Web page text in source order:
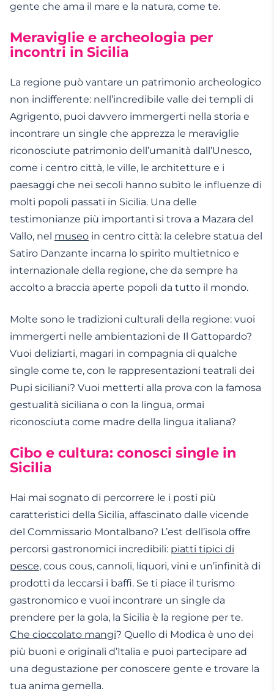
gente che ama il mare e la natura, come te.
Meraviglie e archeologia per
incontri in Sicilia
La regione può vantare un patrimonio archeologico
non indifferente: nell’incredibile valle dei templi di
Agrigento, puoi davvero immergerti nella storia e
incontrare un single che apprezza le meraviglie
riconosciute patrimonio dell’umanità dall’Unesco,
come i centro città, le ville, le architetture e i
paesaggi che nei secoli hanno subìto le influenze di
molti popoli passati in Sicilia. Una delle
testimonianze più importanti si trova a Mazara del
Vallo, nel museo in centro città: la celebre statua del
Satiro Danzante incarna lo spirito multietnico e
internazionale della regione, che da sempre ha
accolto a braccia aperte popoli da tutto il mondo.
Molte sono le tradizioni culturali della regione: vuoi
immergerti nelle ambientazioni de Il Gattopardo?
Vuoi deliziarti, magari in compagnia di qualche
single come te, con le rappresentazioni teatrali dei
Pupi siciliani? Vuoi metterti alla prova con la famosa
gestualità siciliana o con la lingua, ormai
riconosciuta come madre della lingua italiana?
Cibo e cultura: conosci single in
Sicilia
Hai mai sognato di percorrere le i posti più
caratteristici della Sicilia, affascinato dalle vicende
del Commissario Montalbano? L’est dell’isola offre
percorsi gastronomici incredibili: piatti tipici di
pesce, cous cous, cannoli, liquori, vini e un’infinità di
prodotti da leccarsi i baffi. Se ti piace il turismo
gastronomico e vuoi incontrare un single da
prendere per la gola, la Sicilia è la regione per te.
Che cioccolato mangi? Quello di Modica è uno dei
più buoni e originali d’Italia e puoi partecipare ad
una degustazione per conoscere gente e trovare la
tua anima gemella.